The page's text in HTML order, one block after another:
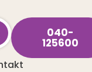
040-
125600